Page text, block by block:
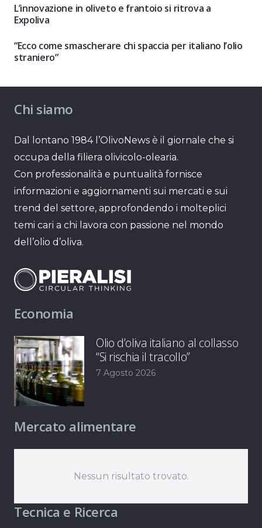
L’innovazione in oliveto e frantoio si ritrova a
Expoliva
“Ecco come smascherare chi spaccia per italiano l’olio
straniero”
Chi siamo
Dal lontano 1984 l’OlivoNews è il giornale che si
occupa della filiera olivicolo-olearia.
Con professionalità e puntualità fornisce
informazioni e aggiornamenti sui mercati e sui
trend del settore, approfondendo i molteplici
temi cari a chi lavora con passione nel mondo
dell’olio d’oliva.
Economia
Olio d’oliva italiano al collasso
“Si rischia il tracollo”
7 Agosto 2026
Mercato alimentare
Nessun risultato trovato.
Tecnica e Ricerca